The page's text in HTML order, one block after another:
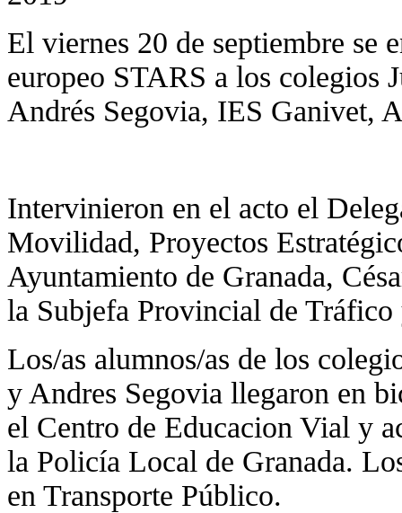
El viernes 20 de septiembre se
europeo STARS a los colegios
Andrés Segovia, IES Ganivet,
Intervinieron en el acto el
Movilidad, Proyectos
Ayuntamiento de Granada,
la Subjefa Provincial de
Los/as alumnos/as de los
y Andres Segovia llegaron en
el Centro de Educacion Vial y
la Policía Local de Granada.
en Transporte Público.